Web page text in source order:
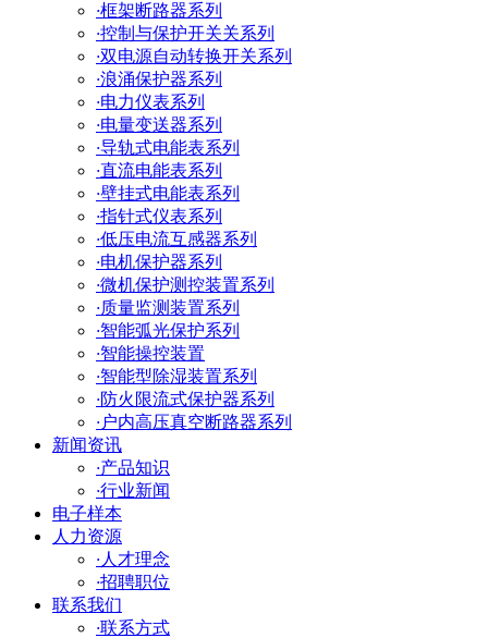
·框架断路器系列
·控制与保护开关关系列
·双电源自动转换开关系列
·浪涌保护器系列
·电力仪表系列
·电量变送器系列
·导轨式电能表系列
·直流电能表系列
·壁挂式电能表系列
·指针式仪表系列
·低压电流互感器系列
·电机保护器系列
·微机保护测控装置系列
·质量监测装置系列
·智能弧光保护系列
·智能操控装置
·智能型除湿装置系列
·防火限流式保护器系列
· 户内高压真空断路器系列
新闻资讯
·产品知识
·行业新闻
电子样本
人力资源
· 人才理念
·招聘职位
联系我们
·联系方式